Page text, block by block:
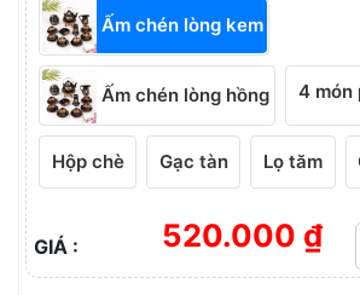
Ấm chén lòng kem
Ấm chén lòng hồng 4 món
Hộp chè Gạc tàn Lọ tăm
GIÁ : 520.000 ₫